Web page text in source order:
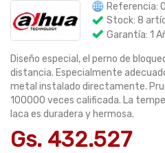
Referencia:
Stock: 8
Garantía: 1
Diseño especial, el perno de
distancia. Especialmente
metal instalado directamente.
100000 veces calificada. La
laca es duradera y hermosa.
Gs. 432.527